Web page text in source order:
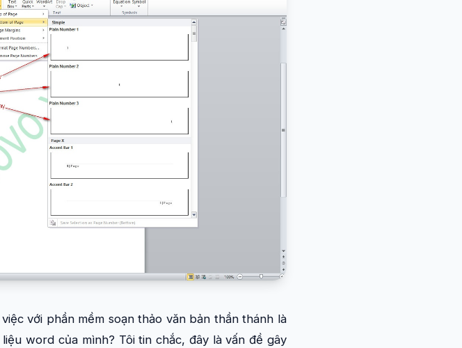
với phần mềm soạn thảo văn bản thần thánh là
word của mình? Tôi tin chắc, đây là vấn đề gây